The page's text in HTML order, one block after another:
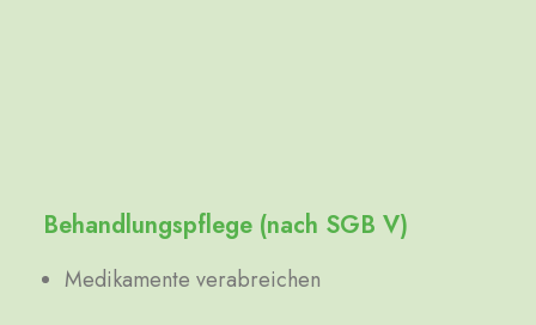
Behandlungspflege (nach SGB V)
Medikamente verabreichen